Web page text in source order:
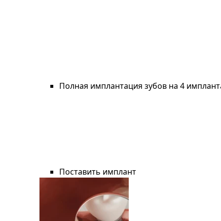
Полная имплантация зубов на 4
Поставить имплант